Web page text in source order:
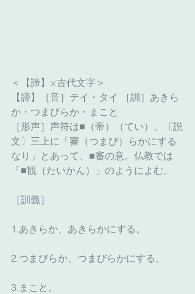
＜【諦】×古代文字＞
【諦】［音］テイ・タイ ［訓］あきら
か・つまびらか・まこと
［形声］声符は■（帝）（てい）。〔説
文〕三上に「審（つまび）らかにする
なり」とあって、■審の意。仏教では
「■観（たいかん）」のようによむ。
［訓義］
1.あきらか、あきらかにする。
2.つまびらか、つまびらかにする。
3.まこと。